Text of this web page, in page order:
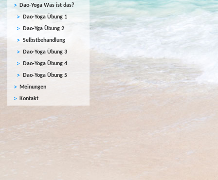
Dao-Yoga Was ist das?
Dao-Yoga Übung 1
Dao-Yga Übung 2
Selbstbehandlung
Dao-Yoga Übung 3
Dao-Yoga Übung 4
Dao-Yoga Übung 5
Meinungen
Kontakt